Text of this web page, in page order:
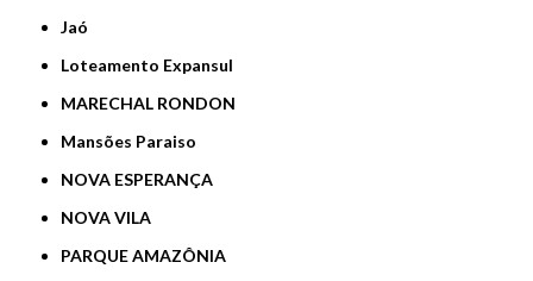
Jaó
Loteamento Expansul
MARECHAL RONDON
Mansões Paraiso
NOVA ESPERANÇA
NOVA VILA
PARQUE AMAZÔNIA